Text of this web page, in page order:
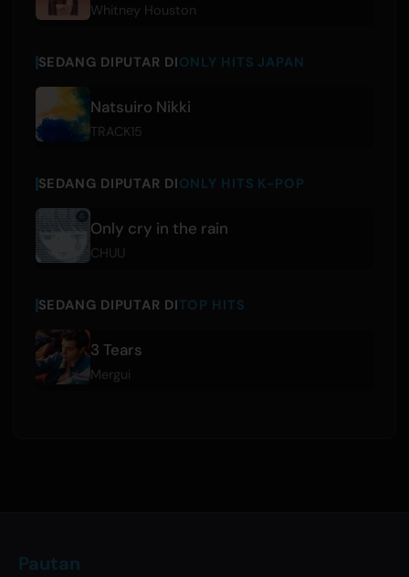
Whitney Houston
SEDANG DIPUTAR DIONLY HITS JAPAN
Natsuiro Nikki
TRACK15
SEDANG DIPUTAR DIONLY HITS K-POP
Only cry in the rain
CHUU
SEDANG DIPUTAR DITOP HITS
3 Tears
Mergui
Pautan